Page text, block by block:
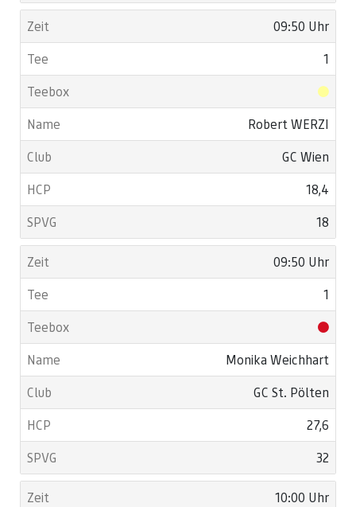
09:50 Uhr
1
Robert WERZI
GC Wien
18,4
18
09:50 Uhr
1
Monika Weichhart
GC St. Pölten
27,6
32
10:00 Uhr